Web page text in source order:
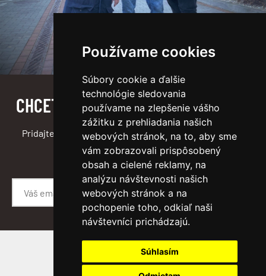
Používame cookies
Súbory cookie a ďalšie
technológie sledovania
používame na zlepšenie vášho
zážitku z prehliadania našich
webových stránok, na to, aby sme
vám zobrazovali prispôsobený
obsah a cielené reklamy, na
analýzu návštevnosti našich
webových stránok a na
pochopenie toho, odkiaľ naši
návštevníci prichádzajú.
Súhlasím
CHCETE VEDIEŤ, ČO SA U NÁS DEJE?
Pridajte sa do newslettra a budete informovaný medzi
prvými :)
SLEDUJTE NÁS